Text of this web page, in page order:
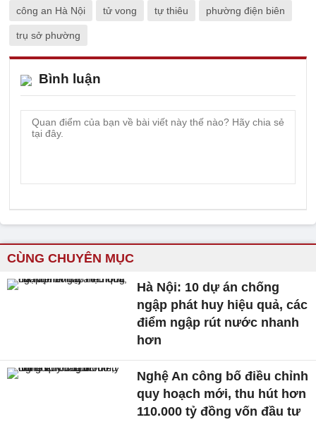
công an Hà Nội tử vong tự thiêu phường điện biên
trụ sở phường
Bình luận
CÙNG CHUYÊN MỤC
Hà Nội: 10 dự án chống
ngập phát huy hiệu quả, các
điểm ngập rút nước nhanh
hơn
Nghệ An công bố điều chỉnh
quy hoạch mới, thu hút hơn
110.000 tỷ đồng vốn đầu tư